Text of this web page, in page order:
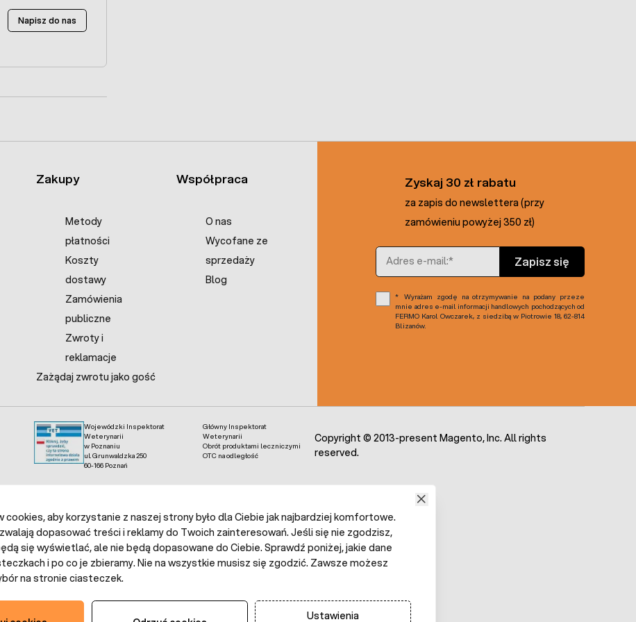
Napisz do nas
Zakupy
Metody
płatności
Koszty
dostawy
Zamówienia
publiczne
Zwroty i
reklamacje
Zażądaj zwrotu jako gość
Współpraca
O nas
Wycofane ze
sprzedaży
Blog
Zyskaj 30 zł rabatu
za zapis do newslettera (przy
zamówieniu powyżej 350 zł)
Adres e-mail
Zapisz się
Wyrażam zgodę na otrzymywanie na podany przeze
mnie adres e-mail informacji handlowych pochodzących od
FERMO Karol Owczarek, z siedzibą w Piotrowie 18, 62-814
Blizanów.
Wojewódzki Inspektorat
Weterynarii
w Poznaniu
ul. Grunwaldzka 250
60-166 Poznań
Główny Inspektorat
Weterynarii
Obrót produktami leczniczymi
OTC na odległość
Copyright © 2013-present Magento, Inc. All rights
reserved.
cookies, aby korzystanie z naszej strony było dla Ciebie jak najbardziej komfortowe.
dopasować treści i reklamy do Twoich zainteresowań. Jeśli się nie zgodzisz,
się wyświetlać, ale nie będą dopasowane do Ciebie. Sprawdź poniżej, jakie dane
i po co je zbieramy. Nie na wszystkie musisz się zgodzić. Zawsze możesz
na stronie ciasteczek.
Ustawienia